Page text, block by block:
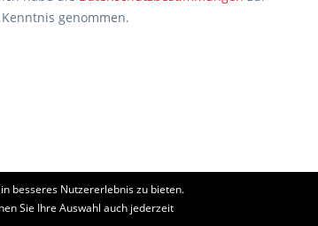
Kenntnis genommen.
besseres Nutzererlebnis zu bieten.
Sie Ihre Auswahl auch jederzeit